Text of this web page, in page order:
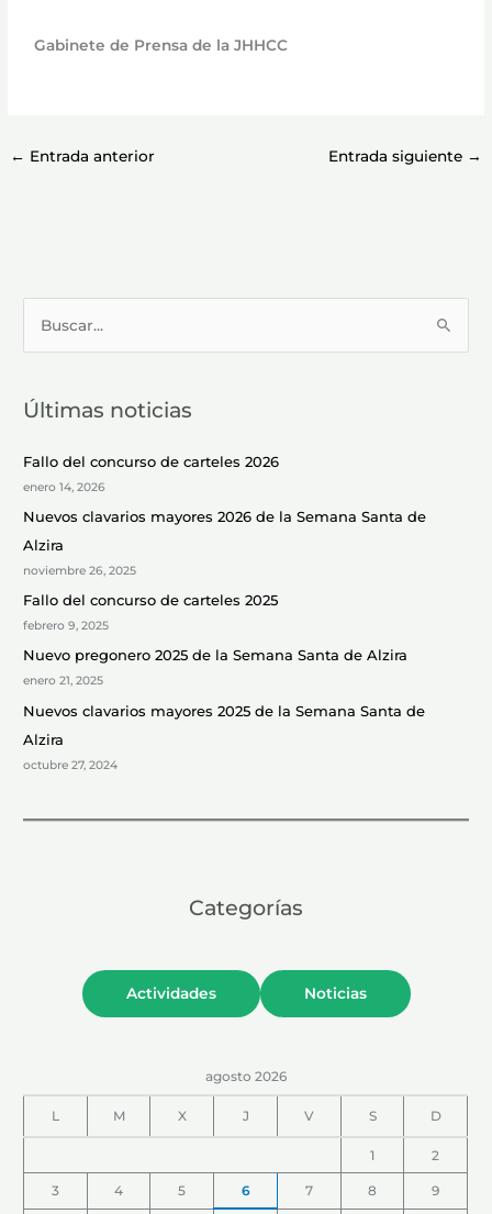
Gabinete de Prensa de la JHHCC
← Entrada anterior Entrada siguiente →
c
p
o
r
:
Últimas noticias
Fallo del concurso de carteles 2026
enero 14, 2026
Nuevos clavarios mayores 2026 de la Semana Santa de
Alzira
noviembre 26, 2025
Fallo del concurso de carteles 2025
febrero 9, 2025
Nuevo pregonero 2025 de la Semana Santa de Alzira
enero 21, 2025
Nuevos clavarios mayores 2025 de la Semana Santa de
Alzira
octubre 27, 2024
Categorías
Actividades Noticias
agosto 2026
L M X J V S D
1 2
3 4 5 6 7 8 9